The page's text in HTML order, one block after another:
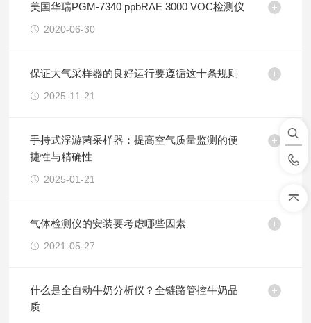
美国华瑞PGM-7340 ppbRAE 3000 VOC检测仪
2020-06-30
保证大气采样器的良好运行要遵循这十条规则
2025-11-21
手持式浮游菌采样器：提高空气质量监测的便
捷性与精确性
2025-01-21
气体检测仪的安装要考虑哪些因素
2021-05-27
什么是全自动牛奶分析仪？全链路管控牛奶品
质